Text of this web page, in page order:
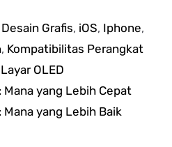
Desain Grafis, iOS, Iphone,
, Kompatibilitas Perangkat
Layar OLED
yang Lebih Cepat
yang Lebih Baik